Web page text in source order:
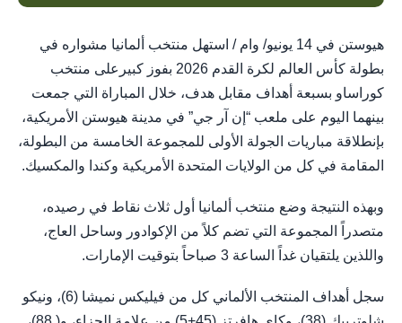
هيوستن في 14 يونيو/ وام / استهل منتخب ألمانيا مشواره في
بطولة كأس العالم لكرة القدم 2026 بفوز كبيرعلى منتخب
كوراساو بسبعة أهداف مقابل هدف، خلال المباراة التي جمعت
بينهما اليوم على ملعب “إن آر جي” في مدينة هيوستن الأمريكية،
بإنطلاقة مباريات الجولة الأولى للمجموعة الخامسة من البطولة،
المقامة في كل من الولايات المتحدة الأمريكية وكندا والمكسيك.
وبهذه النتيجة وضع منتخب ألمانيا أول ثلاث نقاط في رصيده،
متصدراً المجموعة التي تضم كلاً من الإكوادور وساحل العاج،
واللذين يلتقيان غداً الساعة 3 صباحاً بتوقيت الإمارات.
سجل أهداف المنتخب الألماني كل من فيليكس نميشا (6)، ونيكو